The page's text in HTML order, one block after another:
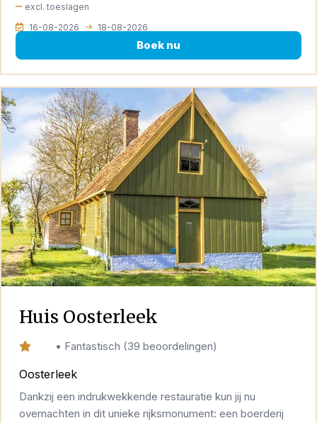
excl. toeslagen
16-08-2026
18-08-2026
Boek nu
Huis Oosterleek
• Fantastisch (39 beoordelingen)
Oosterleek
Dankzij een indrukwekkende restauratie kun jij nu
overnachten in dit unieke rijksmonument: een boerderij